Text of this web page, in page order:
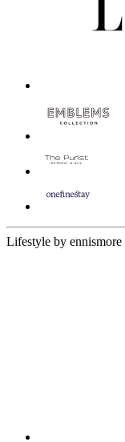
Lifestyle by ennismore